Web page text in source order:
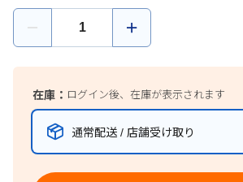
在庫： ログイン後、在庫が表示されます
通常配送 / 店舗受け取り